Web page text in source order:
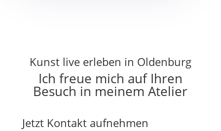
Kunst live erleben in Oldenburg
Ich freue mich auf Ihren
Besuch in meinem Atelier
Jetzt Kontakt aufnehmen